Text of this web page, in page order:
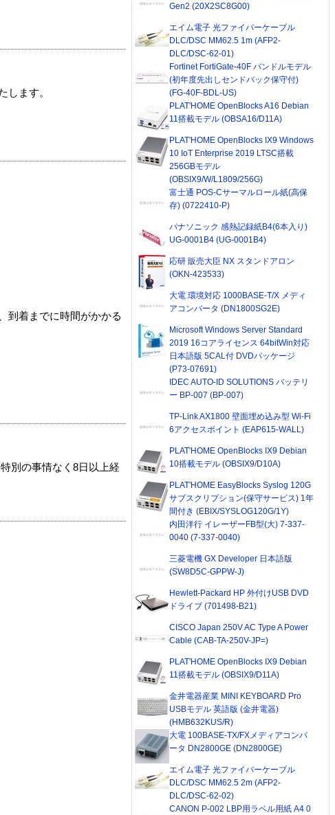
します。
到着までに時間がかかる
別の事情なく8日以上経
Gen2 (20X2SC8G00)
エイム電子 光ファイバーケーブル
DLC/DSC MM62.5 1m (AFP2-
DLC/DSC-62-01)
Fortinet FortiGate-40F バンドルモデル
(初年度先出しセンドバック保守付)
(FG-40F-BDL-US)
PLAT'HOME OpenBlocks A16 Debian
11搭載モデル (OBSA16/D11A)
PLAT'HOME OpenBlocks IX9 Windows
10 IoT Enterprise 2019 LTSC搭載
256GBモデル
(OBSIX9/W/L1809/256G)
富士通 POS-Cサーマルロール紙(高保
存) (0722410-P)
パナソニック 感熱記録紙B4(6本入り)
UG-0001B4 (UG-0001B4)
応研 販売大臣 NX スタンドアロン
(OKN-423533)
大電 環境対応 1000BASE-T/X メディ
アコンバータ (DN1800SG2E)
Microsoft Windows Server Standard
2019 16コアライセンス 64bitWin対応
日本語版 5CAL付 DVDパッケージ
(P73-07691)
IDEC AUTO-ID SOLUTIONS バッテリ
ー BP-007 (BP-007)
TP-Link AX1800 壁面埋め込み型 Wi-Fi
6アクセスポイント (EAP615-WALL)
PLAT'HOME OpenBlocks IX9 Debian
10搭載モデル (OBSIX9/D10A)
PLAT'HOME EasyBlocks Syslog 120G
サブスクリプション(保守サービス) 1年
間付き (EBIX/SYSLOG120G/1Y)
内田洋行 イレーザーFB型(大) 7-337-
0040 (7-337-0040)
三菱電機 GX Developer 日本語版
(SW8D5C-GPPW-J)
Hewlett-Packard HP 外付けUSB DVD
ドライブ (701498-B21)
CISCO Japan 250V AC Type A Power
Cable (CAB-TA-250V-JP=)
PLAT'HOME OpenBlocks IX9 Debian
11搭載モデル (OBSIX9/D11A)
金井電器産業 MINI KEYBOARD Pro
USBモデル 英語版 (金井電器)
(HMB632KUS/R)
大電 100BASE-TX/FXメディアコンバ
ータ DN2800GE (DN2800GE)
エイム電子 光ファイバーケーブル
DLC/DSC MM62.5 2m (AFP2-
DLC/DSC-62-02)
CANON P-002 LBP用ラベル用紙 A4 0